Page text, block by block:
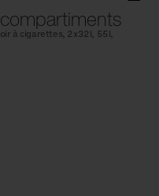
à cigarettes, 2x32l, 55l,